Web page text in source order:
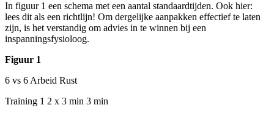
In figuur 1 een schema met een aantal standaardtijden. Ook hier:
lees dit als een richtlijn! Om dergelijke aanpakken effectief te laten
zijn, is het verstandig om advies in te winnen bij een
inspanningsfysioloog.
Figuur 1
6 vs 6 Arbeid Rust
Training 1 2 x 3 min 3 min